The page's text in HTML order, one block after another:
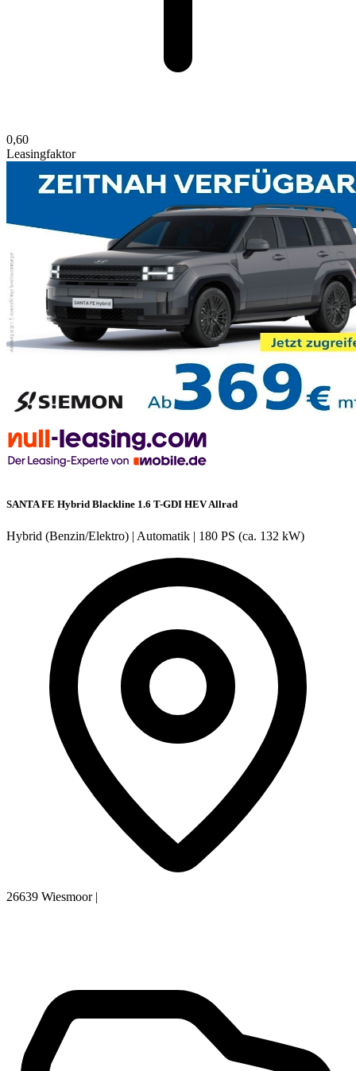
0,60
Leasingfaktor
SANTA FE Hybrid Blackline 1.6 T-GDI HEV Allrad
Hybrid (Benzin/Elektro) | Automatik | 180 PS (ca. 132 kW)
26639 Wiesmoor |